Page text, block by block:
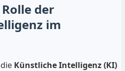
der
im
Künstliche Intelligenz (KI)